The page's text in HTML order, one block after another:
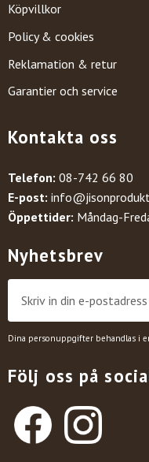
Köpvillkor
Policy & cookies
Reklamation & retur
Garantier och service
Kontakta oss
Telefon: 08-742 66 80
E-post:
Öppettider: Måndag-
Nyhetsbrev
Dina personuppgifter behandlas i
Följ oss på